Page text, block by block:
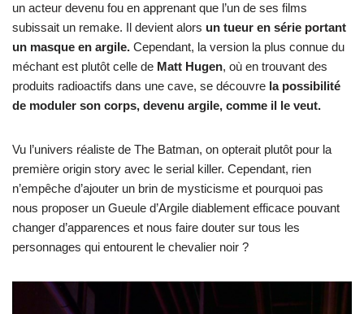
un acteur devenu fou en apprenant que l’un de ses films
subissait un remake. Il devient alors un tueur en série portant
un masque en argile. Cependant, la version la plus connue du
méchant est plutôt celle de Matt Hugen, où en trouvant des
produits radioactifs dans une cave, se découvre la possibilité
de moduler son corps, devenu argile, comme il le veut.
Vu l’univers réaliste de The Batman, on opterait plutôt pour la
première origin story avec le serial killer. Cependant, rien
n’empêche d’ajouter un brin de mysticisme et pourquoi pas
nous proposer un Gueule d’Argile diablement efficace pouvant
changer d’apparences et nous faire douter sur tous les
personnages qui entourent le chevalier noir ?